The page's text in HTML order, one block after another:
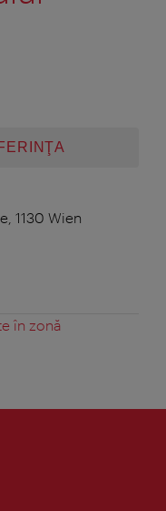
1130 Wien
în zonă